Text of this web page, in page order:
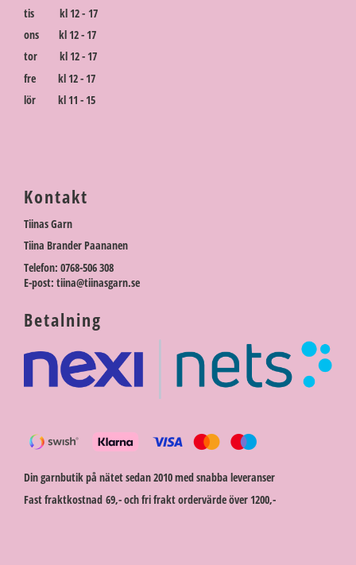
tis kl 12 - 17
ons kl 12 - 17
tor kl 12 - 17
fre kl 12 - 17
lör kl 11 - 15
Kontakt
Tiinas Garn
Tiina Brander Paananen
Telefon: 0768-506 308
E-post: tiina@tiinasgarn.se
Betalning
Din garnbutik på nätet sedan 2010 med snabba leveranser
Fast fraktkostnad 69,- och fri frakt ordervärde över 1200,-